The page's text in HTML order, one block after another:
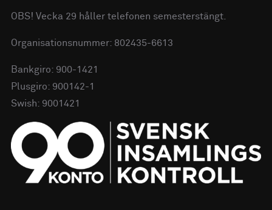
OBS! Vecka 29 håller telefonen semesterstängt.
Organisationsnummer: 802435-6613
Bankgiro: 900-1421
Plusgiro: 900142-1
Swish: 9001421